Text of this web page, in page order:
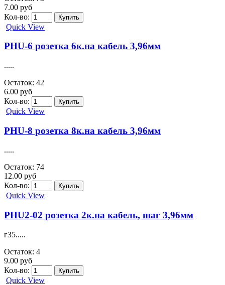
7.00 руб
Кол-во:
Quick View
PHU-6 розетка 6к.на кабель 3,96мм
.....
Остаток: 42
6.00 руб
Кол-во:
Quick View
PHU-8 розетка 8к.на кабель 3,96мм
.....
Остаток: 74
12.00 руб
Кол-во:
Quick View
PHU2-02 розетка 2к.на кабель, шаг 3,96мм
г35.....
Остаток: 4
9.00 руб
Кол-во:
Quick View